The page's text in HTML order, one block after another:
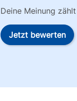
Deine Meinung
Jetzt bewerten